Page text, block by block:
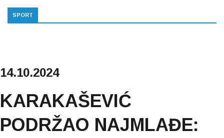
SPORT
14.10.2024
KARAKAŠEVIĆ
PODRŽAO NAJMLAĐE: